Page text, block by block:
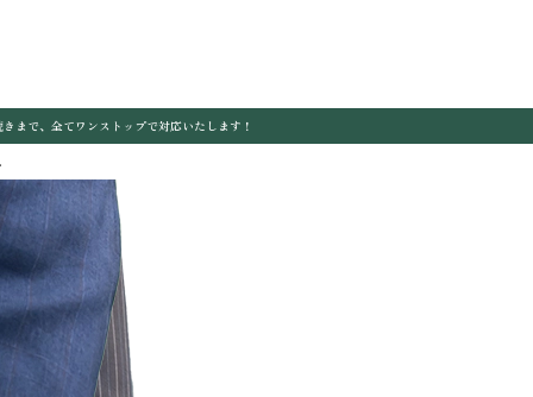
まで、全てワンストップで対応いたします！